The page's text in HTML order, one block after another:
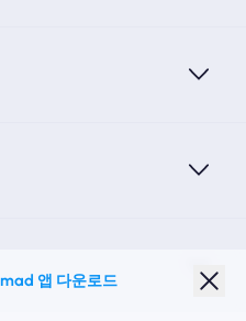
앱 다운로드